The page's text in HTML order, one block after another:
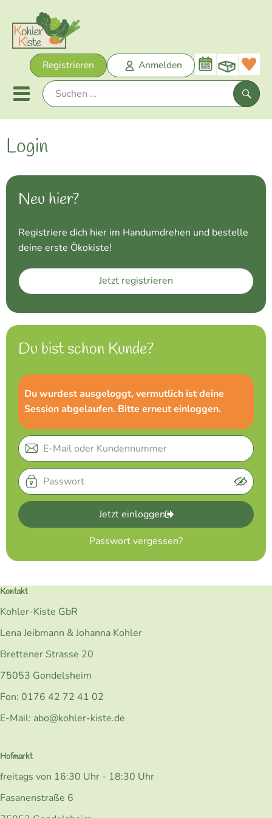
Registrieren Anmelden
Mobiles Menu öffnen oder
Unsere Biokisten
Neu im Sortiment
Obst + Gemüse
Bäckerei
Naturkost
Vegane Küche
Über uns
Verkauf
Lieferservice
Login
Neu hier?
Registriere dich hier im Handumdrehen und bestelle
deine erste Ökokiste!
Jetzt registrieren
Du bist schon Kunde?
Du wurdest ausgeloggt, vermutlich ist deine
Session abgelaufen. Bitte erneut einloggen.
Jetzt einloggen
Passwort vergessen?
Kontakt
Kohler-Kiste GbR
Lena Jeibmann & Johanna Kohler
Brettener Strasse 20
75053 Gondelsheim
Fon: 0176 42 72 41 02
E-Mail: abo@kohler-kiste.de
Hofmarkt
freitags von 16:30 Uhr - 18:30 Uhr
Fasanenstraße 6